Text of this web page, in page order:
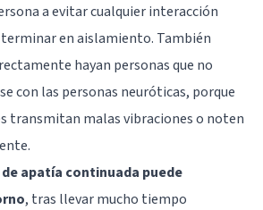
a evitar cualquier interacción
terminar en aislamiento. También
hayan personas que no
con las personas neuróticas, porque
transmitan malas vibraciones o noten
apatía continuada puede
, tras llevar mucho tiempo